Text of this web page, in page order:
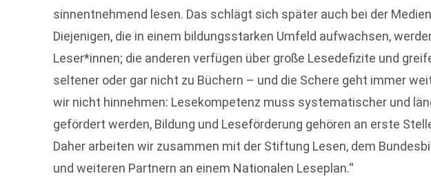
sinnentnehmend lesen. Das schlägt sich später auch bei der
Diejenigen, die in einem bildungsstarken Umfeld aufwachsen,
Leser*innen; die anderen verfügen über große Lesedefizite und
seltener oder gar nicht zu Büchern – und die Schere geht immer
wir nicht hinnehmen: Lesekompetenz muss systematischer und
gefördert werden, Bildung und Leseförderung gehören an erste
Daher arbeiten wir zusammen mit der Stiftung Lesen, dem
und weiteren Partnern an einem Nationalen Leseplan.“